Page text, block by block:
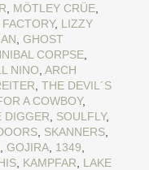
MÖTLEY CRÜE
, LIZZY
GHOST
CORPSE
NINO ARCH
THE DEVIL´S
A COWBOY,
DIGGER SOULFLY,
SKANNERS
GOJIRA 1349
KAMPFAR
LAKE